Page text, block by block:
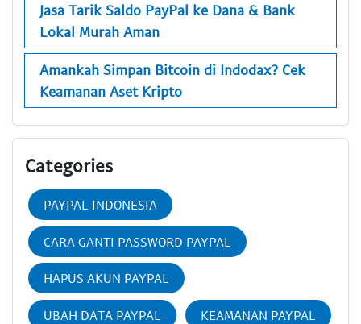
Jasa Tarik Saldo PayPal ke Dana & Bank
Lokal Murah Aman
Amankah Simpan Bitcoin di Indodax? Cek
Keamanan Aset Kripto
Categories
PAYPAL INDONESIA
CARA GANTI PASSWORD PAYPAL
HAPUS AKUN PAYPAL
UBAH DATA PAYPAL KEAMANAN PAYPAL